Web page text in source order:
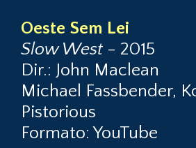
Oeste Sem Lei
Slow West - 2015
Dir.: John Maclean
Michael Fassbender,
Pistorious
Formato: YouTube